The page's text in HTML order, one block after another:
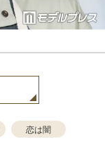
恋は闇